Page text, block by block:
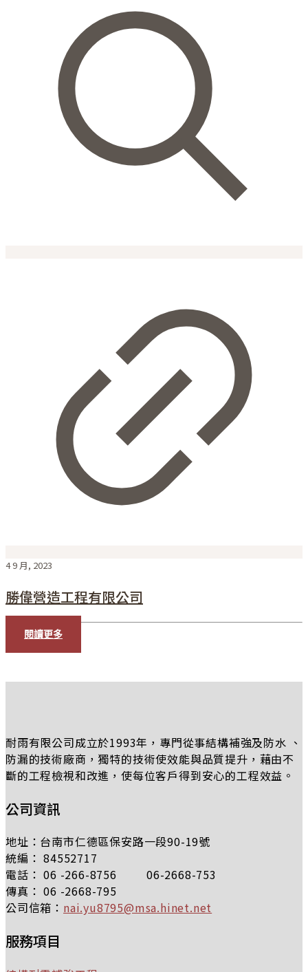
4 9 月, 2023
勝偉營造工程有限公司
閱讀更多
耐雨有限公司成立於1993年，專門從事結構補強及防水 、
防漏的技術廠商，獨特的技術使效能與品質提升，藉由不
斷的工程檢視和改進，使每位客戶得到安心的工程效益。
公司資訊
地址：台南市仁德區保安路一段90-19號
統編： 84552717
電話： 06 -266-8756 06-2668-753
傳真： 06 -2668-795
公司信箱： nai.yu8795@msa.hinet.net
服務項目